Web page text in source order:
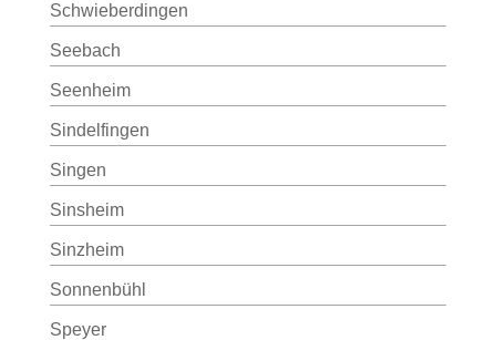
Schwieberdingen
Seebach
Seenheim
Sindelfingen
Singen
Sinsheim
Sinzheim
Sonnenbühl
Speyer